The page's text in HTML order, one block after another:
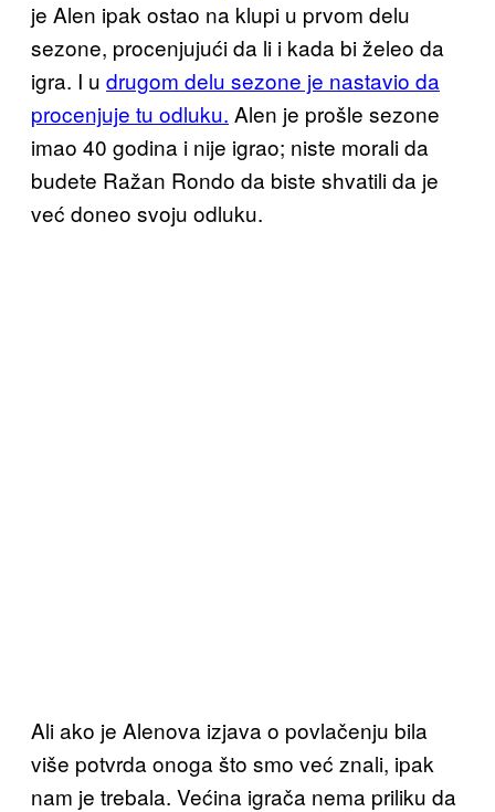
je Alen ipak ostao na klupi u prvom delu
sezone, procenjujući da li i kada bi želeo da
igra. I u drugom delu sezone je nastavio da
procenjuje tu odluku. Alen je prošle sezone
imao 40 godina i nije igrao; niste morali da
budete Ražan Rondo da biste shvatili da je
već doneo svoju odluku.
Ali ako je Alenova izjava o povlačenju bila
više potvrda onoga što smo već znali, ipak
nam je trebala. Većina igrača nema priliku da